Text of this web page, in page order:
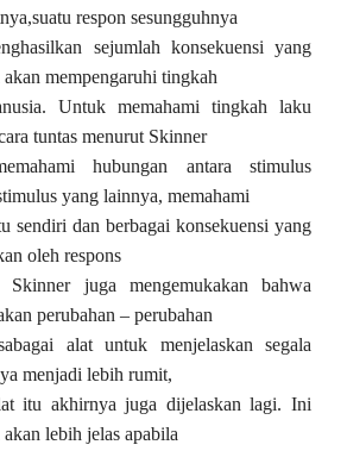
respon sesungguhnya
sejumlah konsekuensi yang
mempengaruhi tingkah
Untuk memahami tingkah laku
tuntas menurut Skinner
hubungan antara stimulus
yang lainnya, memahami
sendiri dan berbagai konsekuensi yang
oleh respons
Skinner juga mengemukakan bahwa
perubahan – perubahan
alat untuk menjelaskan segala
menjadi lebih rumit,
itu akhirnya juga dijelaskan lagi. Ini
lebih jelas apabila